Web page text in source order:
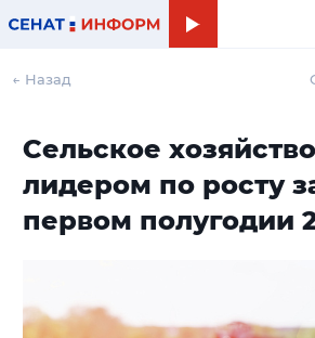
← Назад
Сельское
лидером по росту
первом полугодии